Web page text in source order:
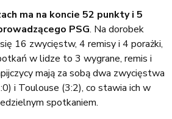
ma na koncie 52 punkty i 5
PSG. Na dorobek
16 zwycięstw, 4 remisy i 4 porażki,
w lidze to 3 wygrane, remis i
mają za sobą dwa zwycięstwa
i Toulouse (3:2), co stawia ich w
spotkaniem.